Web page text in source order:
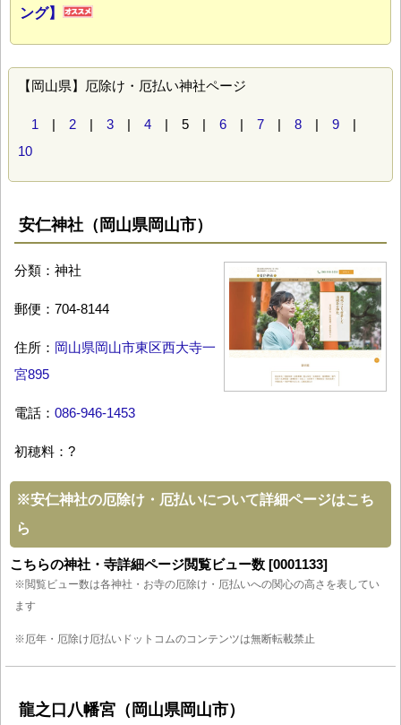
ング】
【岡山県】厄除け・厄払い神社ページ
1 | 2 | 3 | 4 | 5 | 6 | 7 | 8 | 9 |
10
安仁神社（岡山県岡山市）
分類：神社
郵便：704-8144
住所： 岡山県岡山市東区西大寺一
宮895
電話： 086-946-1453
初穂料：?
※安仁神社の厄除け・厄払いについて詳細ページはこち
ら
こちらの神社・寺詳細ページ閲覧ビュー数 [0001133]
※閲覧ビュー数は各神社・お寺の厄除け・厄払いへの関心の高さを表してい
ます
※厄年・厄除け厄払いドットコムのコンテンツは無断転載禁止
龍之口八幡宮（岡山県岡山市）